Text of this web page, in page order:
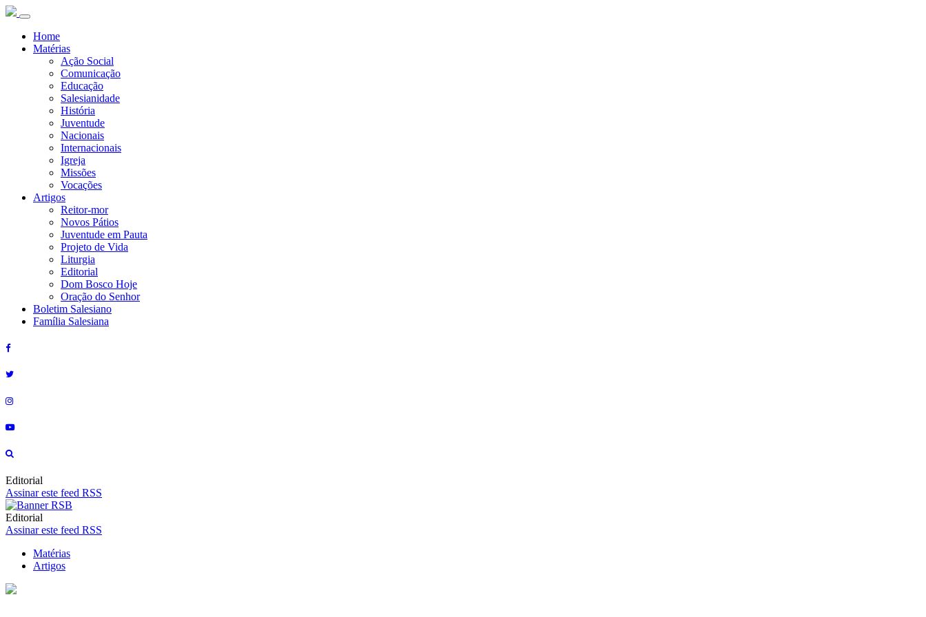
Home
Matérias
Ação Social
Comunicação
Educação
Salesianidade
História
Juventude
Nacionais
Internacionais
Igreja
Missões
Vocações
Artigos
Reitor-mor
Novos Pátios
Juventude em Pauta
Projeto de Vida
Liturgia
Editorial
Dom Bosco Hoje
Oração do Senhor
Boletim Salesiano
Família Salesiana
Editorial
Assinar este feed RSS
Editorial
Assinar este feed RSS
Matérias
Artigos